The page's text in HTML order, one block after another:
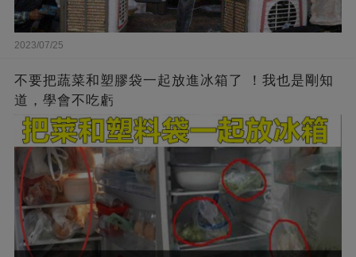
2023/07/25
不要把蔬菜和塑膠袋一起放進冰箱了 ！我也是剛知
道，學會不吃虧